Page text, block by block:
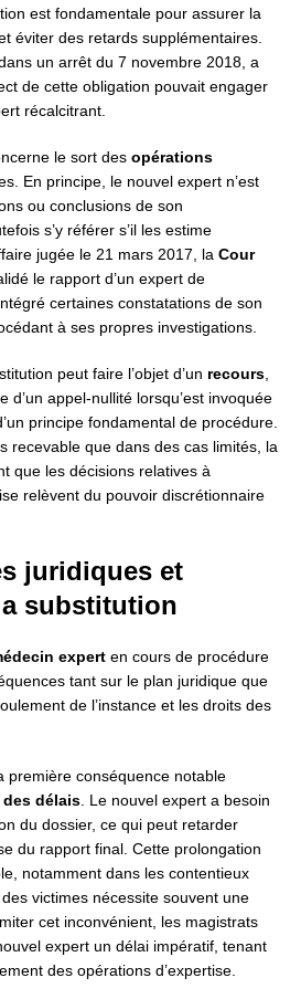
est fondamentale pour assurer la
éviter des retards supplémentaires.
dans un arrêt du 7 novembre 2018, a
de cette obligation pouvait engager
récalcitrant.
le sort des opérations
En principe, le nouvel expert n’est
ou conclusions de son
s’y référer s’il les estime
jugée le 21 mars 2017, la Cour
le rapport d’un expert de
certaines constatations de son
à ses propres investigations.
peut faire l’objet d’un recours
d’un appel-nullité lorsqu’est invoquée
principe fondamental de procédure.
recevable que dans des cas limités, la
que les décisions relatives à
relèvent du pouvoir discrétionnaire
juridiques et
substitution
expert en cours de procédure
tant sur le plan juridique que
de l’instance et les droits des
première conséquence notable
délais . Le nouvel expert a besoin
du dossier, ce qui peut retarder
du rapport final. Cette prolongation
notamment dans les contentieux
victimes nécessite souvent une
cet inconvénient, les magistrats
expert un délai impératif, tenant
des opérations d’expertise.